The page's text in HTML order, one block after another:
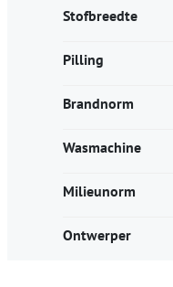
Stofbreedte
Pilling
Brandnorm
Wasmachine
Milieunorm
Ontwerper